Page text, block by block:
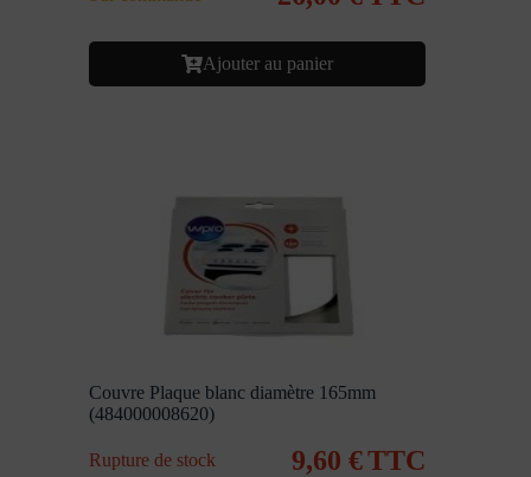
Ajouter au panier
Couvre Plaque blanc diamètre 165mm
(484000008620)
Rupture de stock 9,60 €TTC